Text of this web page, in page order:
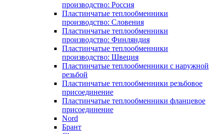
производство: Россия
Пластинчатые теплообменники
производство: Словения
Пластинчатые теплообменники
производство: Финляндия
Пластинчатые теплообменники
производство: Швеция
Пластинчатые теплообменники с наружной
резьбой
Пластинчатые теплообменники резьбовое
присоединение
Пластинчатые теплообменники фланцевое
присоединение
Nord
Брант